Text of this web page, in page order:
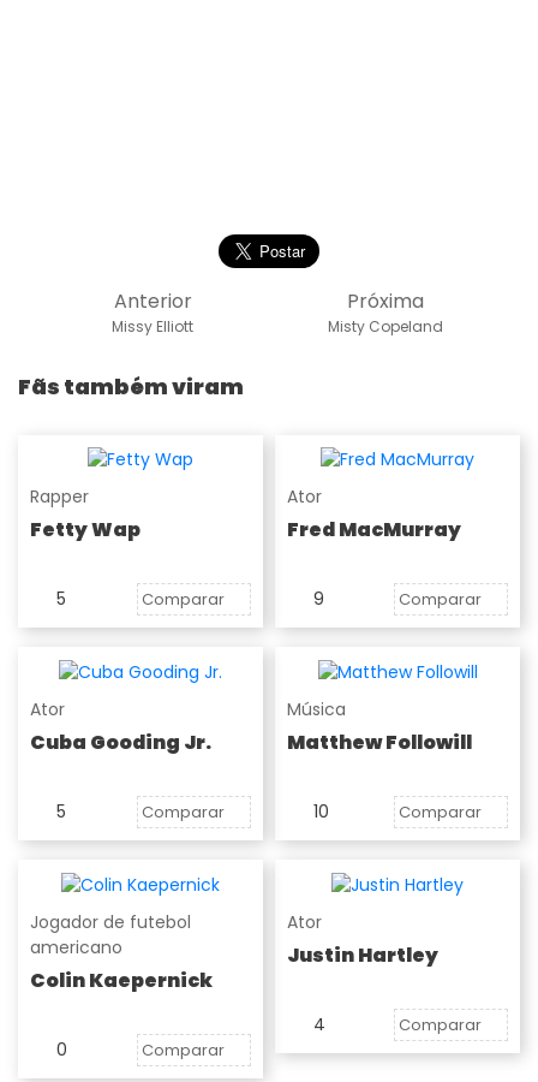
Próxima
Misty Copeland
Anterior
Missy Elliott
Fãs também viram
Rapper
Fetty Wap
5 Comparar
Ator
Fred MacMurray
9 Comparar
Ator
Cuba Gooding Jr.
5 Comparar
Música
Matthew Followill
10 Comparar
Jogador de futebol
americano
Colin Kaepernick
0 Comparar
Ator
Justin Hartley
4 Comparar